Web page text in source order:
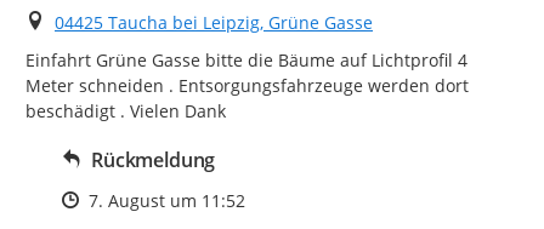
Ort
04425 Taucha bei Leipzig, Grüne Gasse
Einfahrt Grüne Gasse bitte die Bäume auf Lichtprofil 4
Meter schneiden . Entsorgungsfahrzeuge werden dort
beschädigt . Vielen Dank
Rückmeldung
Zeitpunkt des Erstellens
7. August um 11:52